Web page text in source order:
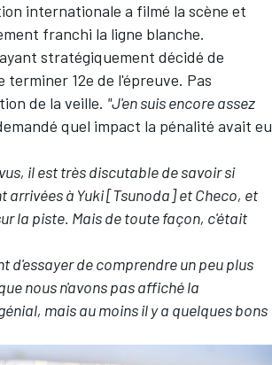
internationale a filmé la scène et
franchi la ligne blanche.
ayant stratégiquement décidé de
12e de l'épreuve. Pas
de la veille. "J'en suis encore assez
quel impact la pénalité avait eu
il est très discutable de savoir si
arrivées à Yuki [Tsunoda] et Checo, et
la piste. Mais de toute façon, c'était
d'essayer de comprendre un peu plus
nous n'avons pas affiché la
mais au moins il y a quelques bons